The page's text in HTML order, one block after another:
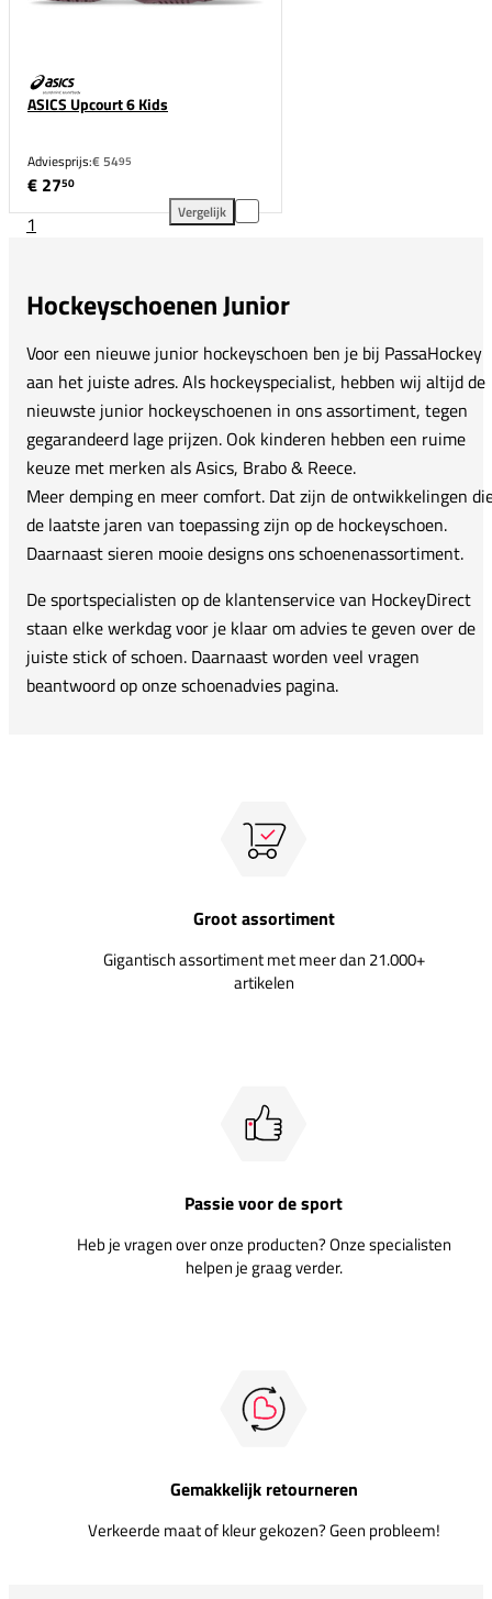
ASICS Upcourt 6 Kids
Adviesprijs:€ 5495
€ 2750
Vergelijk
ASICS Upcourt 6 Kids toevoegen aan vergelijking
1
Hockeyschoenen Junior
Voor een nieuwe junior hockeyschoen ben je bij PassaHockey
aan het juiste adres. Als hockeyspecialist, hebben wij altijd de
nieuwste junior hockeyschoenen in ons assortiment, tegen
gegarandeerd lage prijzen. Ook kinderen hebben een ruime
keuze met merken als Asics, Brabo & Reece.
Meer demping en meer comfort. Dat zijn de ontwikkelingen
de laatste jaren van toepassing zijn op de hockeyschoen.
Daarnaast sieren mooie designs ons schoenenassortiment.
De sportspecialisten op de klantenservice van HockeyDirect
staan elke werkdag voor je klaar om advies te geven over de
juiste stick of schoen. Daarnaast worden veel vragen
beantwoord op onze schoenadvies pagina.
Groot assortiment
Gigantisch assortiment met meer dan 21.000+
artikelen
Passie voor de sport
Heb je vragen over onze producten? Onze specialisten
helpen je graag verder.
Gemakkelijk retourneren
Verkeerde maat of kleur gekozen? Geen probleem!